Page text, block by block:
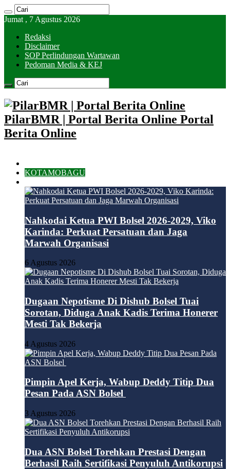
Jumat , 7 Agustus 2026
Redaksi
Disclaimer
SOP Perlindungan Wartawan
Pedoman Media & KEJ
PilarBMR | Portal Berita Online Portal
Berita Online
KOTAMOBAGU
Nahkodai Ketua PWI Bolsel 2026-2029, Viko
Karinda: Perkuat Persatuan dan Jaga
Marwah Organisasi
6 Agustus 2026
Dugaan Nepotisme Di Dishub Bolsel Tuai
Sorotan, Diduga Anak Kadis Terima Honerer
Mesti Tak Bekerja
4 Agustus 2026
Pimpin Apel Kerja, Wabup Deddy Titip Dua
Pesan Pada ASN Bolsel
3 Agustus 2026
Dua ASN Bolsel Torehkan Prestasi Dengan
Berhasil Raih Sertifikasi Penyuluh Antikorupsi